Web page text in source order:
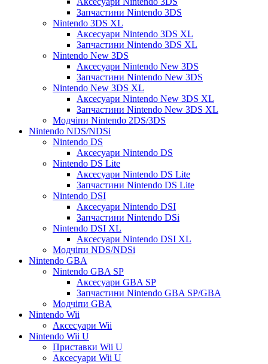
Запчастини Nintendo 3DS
Nintendo 3DS XL
Аксесуари Nintendo 3DS XL
Запчастини Nintendo 3DS XL
Nintendo New 3DS
Аксесуари Nintendo New 3DS
Запчастини Nintendo New 3DS
Nintendo New 3DS XL
Аксесуари Nintendo New 3DS XL
Запчастини Nintendo New 3DS XL
Модчіпи Nintendo 2DS/3DS
Nintendo NDS/NDSi
Nintendo DS
Аксесуари Nintendo DS
Nintendo DS Lite
Аксесуари Nintendo DS Lite
Запчастини Nintendo DS Lite
Nintendo DSI
Аксесуари Nintendo DSI
Запчастини Nintendo DSi
Nintendo DSI XL
Аксесуари Nintendo DSI XL
Модчіпи NDS/NDSi
Nintendo GBA
Nintendo GBA SP
Аксесуари GBA SP
Запчастини Nintendo GBA SP/GBA
Модчіпи GBA
Nintendo Wii
Аксесуари Wii
Nintendo Wii U
Приставки Wii U
Аксесуари Wii U